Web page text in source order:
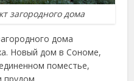
загородного дома
дома
Новый дом в Сономе,
поместье,